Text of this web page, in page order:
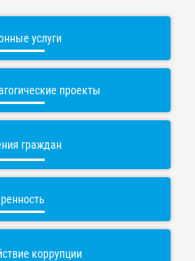
услуги
проекты
граждан
коррупции